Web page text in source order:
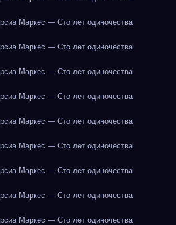
Маркес — Сто лет одиночества
Маркес — Сто лет одиночества
Маркес — Сто лет одиночества
Маркес — Сто лет одиночества
Маркес — Сто лет одиночества
Маркес — Сто лет одиночества
Маркес — Сто лет одиночества
Маркес — Сто лет одиночества
Маркес — Сто лет одиночества